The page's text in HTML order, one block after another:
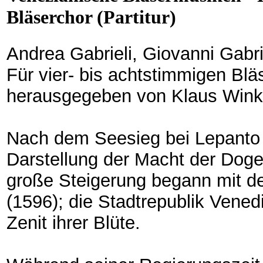
Bläserchor (Partitur)
Andrea Gabrieli, Giovanni
Für vier- bis achtstimmigen
herausgegeben von Klaus
Nach dem Seesieg bei
Darstellung der Macht der
große Steigerung begann mit
(1596); die Stadtrepublik
Zenit ihrer Blüte.